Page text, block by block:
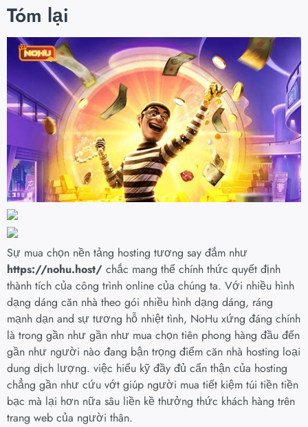
Tóm lại
Sự mua chọn nền tảng hosting tương say đắm như
https://nohu.host/ chắc mang thể chính thức quyết định
thành tích của công trình online của chúng ta. Với nhiều hình
dạng dáng căn nhà theo gói nhiều hình dạng dáng, ráng
mạnh dạn and sự tương hỗ nhiệt tình, NoHu xứng đáng chính
là trong gần như gần như mua chọn tiên phong hàng đầu đến
gần như người nào đang bận trọng điểm căn nhà hosting loại
dung dịch lượng. việc hiểu kỹ đầy đủ cẩn thận của hosting
chẳng gần như cứu vớt giúp người mua tiết kiệm túi tiền tiền
bạc mà lại hơn nữa sâu liền kề thưởng thức khách hàng trên
trang web của người thân.